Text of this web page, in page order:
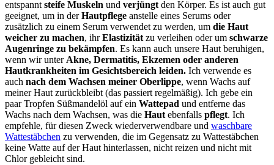
entspannt steife Muskeln und verjüngt den Körper. Es ist auch gut
geeignet, um in derHautpflege anstelle eines Serums oder
zusätzlich zu einem Serum verwendet zu werden, um die Haut
weicher zu machen, ihrElastizität zu verleihen oder um schwarze
Augenringe zu bekämpfen. Es kann auch unsere Haut beruhigen,
wenn wir unter Akne, Dermatitis, Ekzemen oder anderen
Hautkrankheiten im Gesichtsbereich leiden. Ich verwende es
auch nach dem Wachsen meiner Oberlippe, wenn Wachs auf
meiner Haut zurückbleibt (das passiert regelmäßig). Ich gebe ein
paar Tropfen Süßmandelöl auf ein Wattepad und entferne das
Wachs nach dem Wachsen, was die Haut ebenfalls pflegt. Ich
empfehle, für diesen Zweck wiederverwendbare und waschbare
Wattestäbchen zu verwenden, die im Gegensatz zu Wattestäbchen
keine Watte auf der Haut hinterlassen, nicht reizen und nicht mit
Chlor gebleicht sind.